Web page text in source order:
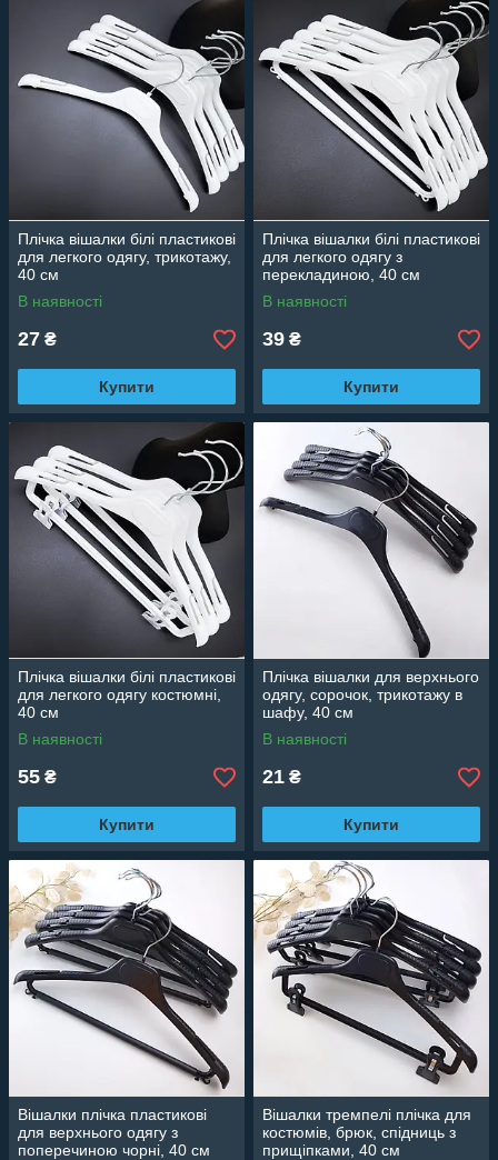
Плічка вішалки білі пластикові
для легкого одягу, трикотажу,
40 см
В наявності
27 ₴
Купити
Плічка вішалки білі пластикові
для легкого одягу з
перекладиною, 40 см
В наявності
39 ₴
Купити
Плічка вішалки білі пластикові
для легкого одягу костюмні,
40 см
В наявності
55 ₴
Купити
Плічка вішалки для верхнього
одягу, сорочок, трикотажу в
шафу, 40 см
В наявності
21 ₴
Купити
Вішалки плічка пластикові
для верхнього одягу з
поперечиною чорні, 40 см
Вішалки тремпелі плічка для
костюмів, брюк, спідниць з
прищіпками, 40 см